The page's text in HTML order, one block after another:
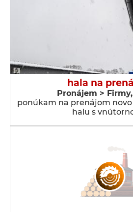
hala na
Pronájem >
ponúkam na prenájom
halu s